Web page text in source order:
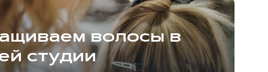
волосы в
студии